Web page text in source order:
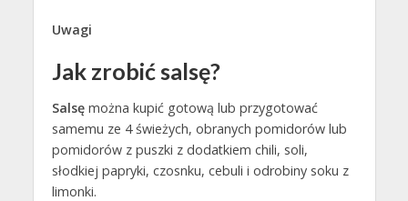
Uwagi
Jak zrobić salsę?
Salsęmożna kupić gotową lub przygotować
samemu ze 4 świeżych, obranych pomidorów lub
pomidorów z puszki z dodatkiem chili, soli,
słodkiej papryki, czosnku, cebuli i odrobiny soku z
limonki.